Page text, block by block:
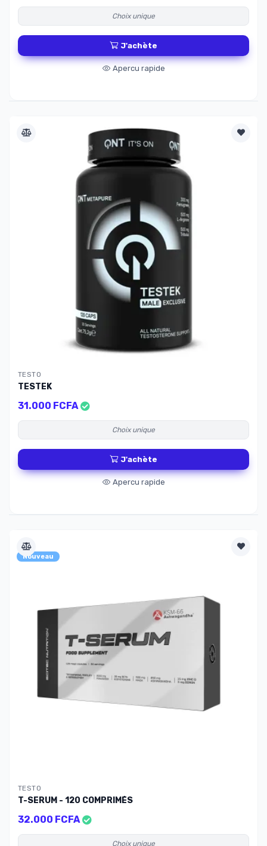
Choix unique
J'achète
Apercu rapide
TESTO
TESTEK
31.000 FCFA
Choix unique
J'achète
Apercu rapide
Nouveau
TESTO
T-SERUM - 120 COMPRIMÉS
32.000 FCFA
Choix unique